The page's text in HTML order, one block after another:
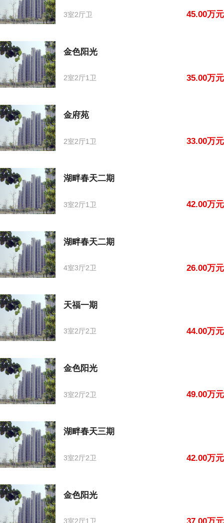
3室2厅卫 45.00万元
金色阳光
2室2厅1卫 35.00万元
金府苑
2室2厅1卫 33.00万元
湖畔春天二期
3室2厅1卫 42.00万元
湖畔春天二期
4室3厅2卫 26.00万元
天福一期
3室2厅2卫 44.00万元
金色阳光
3室2厅2卫 49.00万元
湖畔春天三期
3室2厅2卫 42.00万元
金色阳光
3室2厅1卫